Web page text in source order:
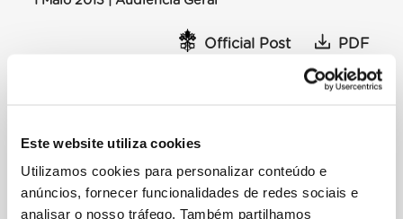
Este website utiliza cookies
Utilizamos cookies para personalizar conteúdo e
anúncios, fornecer funcionalidades de redes sociais e
analisar o nosso tráfego. Também partilhamos
Official Post PDF
PAPA FRANCISCO AUDIÊNCIA GERAL
[…] Acrescento uma palavra sobre outra particular
preocupa: refiro-me àquele que poderíamos definir
como o «trabalho escravo», o